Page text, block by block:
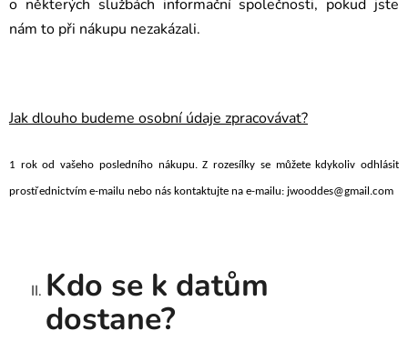
o některých službách informační společnosti, pokud jste
nám to při nákupu nezakázali.
Jak dlouho budeme osobní údaje zpracovávat?
1 rok od vašeho posledního nákupu. Z rozesílky se můžete kdykoliv odhlásit
prostřednictvím e-mailu nebo nás kontaktujte na e-mailu: jwooddes@gmail.com
Kdo se k datům
dostane?